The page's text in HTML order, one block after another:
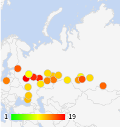
1
1 19
19